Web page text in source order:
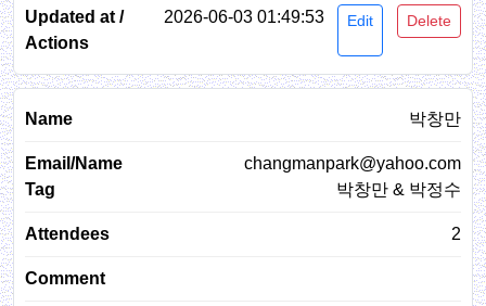
2026-06-03 01:49:53 Edit Delete
박창만
changmanpark@yahoo.com
박창만 & 박정수
2